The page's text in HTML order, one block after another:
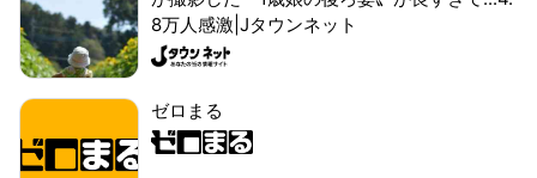
8万人感激|Jタウンネット
ゼロまる